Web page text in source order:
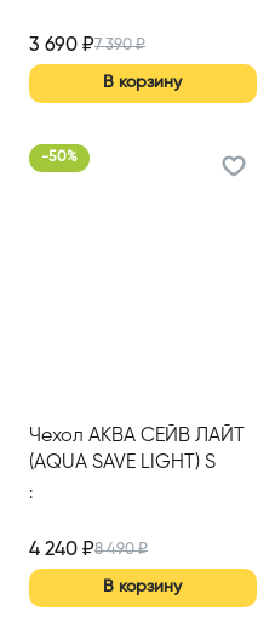
3 690 ₽7 390₽
В корзину
-50%
Чехол АКВА СЕЙВ ЛАЙТ
(AQUA SAVE LIGHT) S
1400*2000
:
4 240 ₽8 490₽
В корзину